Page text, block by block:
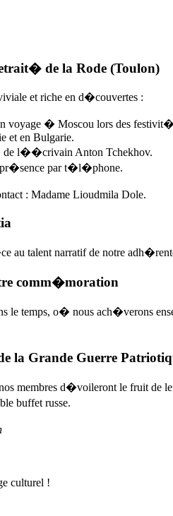
de la Rode (Toulon)
et riche en d�couvertes :
voyage � Moscou lors des
et en Bulgarie.
l��crivain Anton Tchekhov.
pr�sence par t�l�phone.
: Madame Lioudmila Dole.
au talent narratif de notre
comm�moration
le temps, o� nous ach�verons
la Grande Guerre
membres d�voileront le fruit de
buffet russe.
culturel !